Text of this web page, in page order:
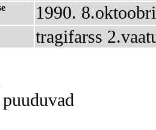
1990.
tragifarss